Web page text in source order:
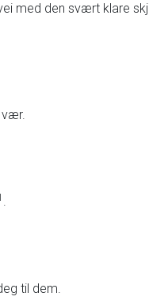
med den svært klare
.
til dem.